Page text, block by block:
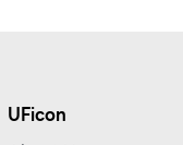
UFicon